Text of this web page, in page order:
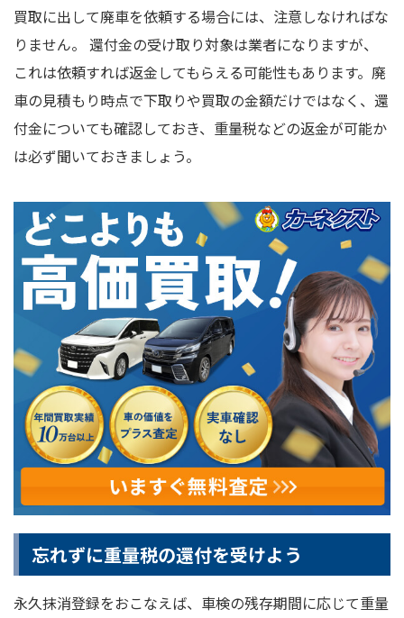
買取に出して廃車を依頼する場合には、注意しなければな
りません。 還付金の受け取り対象は業者になりますが、
これは依頼すれば返金してもらえる可能性もあります。廃
車の見積もり時点で下取りや買取の金額だけではなく、還
付金についても確認しておき、重量税などの返金が可能か
は必ず聞いておきましょう。
忘れずに重量税の還付を受けよう
永久抹消登録をおこなえば、車検の残存期間に応じて重量